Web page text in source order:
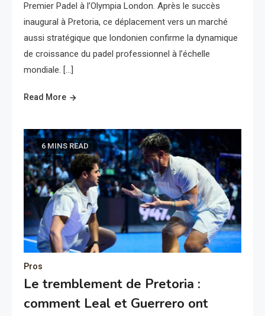
Premier Padel à l’Olympia London. Après le succès
inaugural à Pretoria, ce déplacement vers un marché
aussi stratégique que londonien confirme la dynamique
de croissance du padel professionnel à l’échelle
mondiale. […]
Read More
6 MINS READ
Pros
Le tremblement de Pretoria :
comment Leal et Guerrero ont